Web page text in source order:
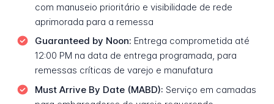
com manuseio prioritário e visibilidade de rede
aprimorada para a remessa
Guaranteed by Noon: Entrega comprometida até
12:00 PM na data de entrega programada, para
remessas críticas de varejo e manufatura
Must Arrive By Date (MABD): Serviço em camadas